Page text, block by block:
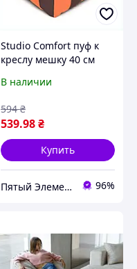
Studio Comfort пуф к
креслу мешку 40 см
оранжевый, 65XA00092
В наличии
539.98₴
594 ₴
Купить
Пятый Элемент - всё, что вам нужно 96%